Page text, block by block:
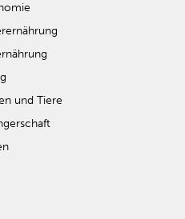
und Tiere